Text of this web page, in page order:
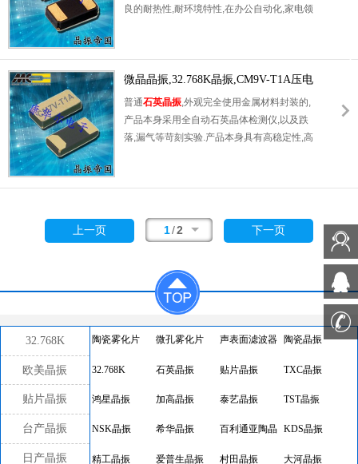
良的耐热性,耐环境特性,在办公自动化,家电领
金属外壳的石英晶振使得产品在封装时能发挥
比陶瓷晶振外壳更好的耐冲击性能.
微晶晶振,32.768K晶振,CM9V-T1A压电
石英晶体
普通石英晶振,外观完全使用金属材料封装的,
产品本身采用全自动石英晶体检测仪,以及跌
落,漏气等苛刻实验.产品本身具有高稳定性,高
振本身能确保其高可靠性,采用编带包装,可对
接的高温回流温度曲线要求.
上一页 1/2 下一页
32.768K
欧美晶振
贴片晶振
台产晶振
日产晶振
陶瓷雾化片 微孔雾化片 声表面滤波器 陶瓷晶振
32.768K 石英晶振 贴片晶振 TXC晶振
鸿星晶振 加高晶振 泰艺晶振 TST晶振
NSK晶振 希华晶振 百利通亚陶晶
振
KDS晶振
精工晶振 爱普生晶振 村田晶振 大河晶振